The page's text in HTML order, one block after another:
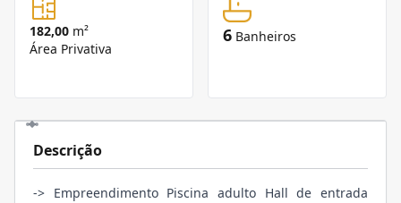
182,00 m²
Área Privativa
6 Banheiros
Descrição
-> Empreendimento Piscina adulto Hall de entrada